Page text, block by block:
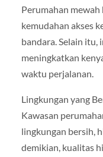
Perumahan
kemudahan akses
bandara. Selain
meningkatkan
waktu perjalanan.
Lingkungan yang
Kawasan
lingkungan bersih,
demikian, kualitas